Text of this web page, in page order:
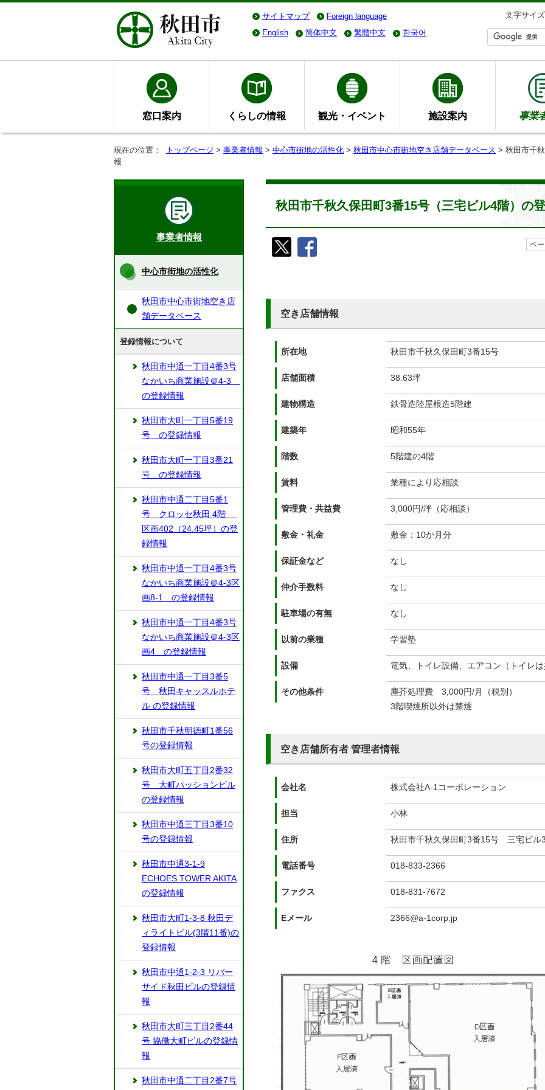
サイトマップ Foreign language
文字サイズ
English
简体中文 繁體中文 한국어
窓口案内 くらしの情報 観光・イベント 施設案内 事業
現在の位置： トップページ > 事業者情報 > 中心市街地の活性化 > 秋田市中心市街地空き店舗データベース > 秋田市千
報
秋田市千秋久保田町3番15号（三宅ビル4階）の
ペ
空き店舗情報
所在地 秋田市千秋久保田町3番15号
店舗面積 38.63坪
建物構造 鉄骨造陸屋根造5階建
建築年 昭和55年
階数 5階建の4階
賃料 業種により応相談
管理費・共益費 3,000円/坪（応相談）
敷金・礼金 敷金：10か月分
保証金など なし
仲介手数料 なし
駐車場の有無 なし
以前の業種 学習塾
設備 電気、トイレ設備、エアコン（トイレ
その他条件
塵芥処理費 3,000円/月（税別）
3階喫煙所以外は禁煙
空き店舗所有者 管理者情報
会社名 株式会社A-1コーポレーション
担当 小林
住所 秋田市千秋久保田町3番15号 三宅ビル
電話番号 018-833-2366
ファクス 018-831-7672
Eメール 2366@a-1corp.jp
事業者情報
中心市街地の活性化
秋田市中心市街地空き店
舗データベース
登録情報について
秋田市中通一丁目4番3号
なかいち商業施設＠4-3
の登録情報
秋田市大町一丁目5番19
号 の登録情報
秋田市大町一丁目3番21
号 の登録情報
秋田市中通二丁目5番1
号 クロッセ秋田 4階
区画402（24.45坪）の登
録情報
秋田市中通一丁目4番3号
なかいち商業施設＠4-3区
画8-1 の登録情報
秋田市中通一丁目4番3号
なかいち商業施設＠4-3区
画4 の登録情報
秋田市中通一丁目3番5
号 秋田キャッスルホテ
ル の登録情報
秋田市千秋明徳町1番56
号の登録情報
秋田市大町五丁目2番32
号 大町パッションビル
の登録情報
秋田市中通三丁目3番10
号の登録情報
秋田市中通3-1-9
ECHOES TOWER AKITA
の登録情報
秋田市大町1-3-8 秋田デ
ィライトビル(3階11番)の
登録情報
秋田市中通1-2-3 リバー
サイド秋田ビルの登録情
報
秋田市大町三丁目2番44
号 協働大町ビルの登録情
報
秋田市中通二丁目2番7号